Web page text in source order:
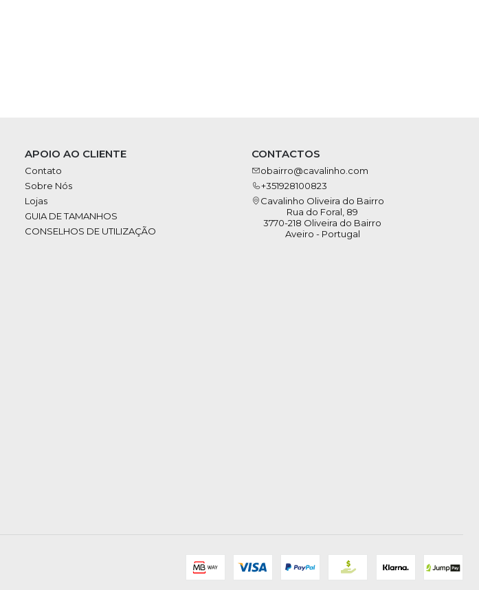
APOIO AO CLIENTE
Contato
Sobre Nós
Lojas
GUIA DE TAMANHOS
CONSELHOS DE UTILIZAÇÃO
CONTACTOS
obairro@cavalinho.com
+351928100823
Cavalinho Oliveira do Bairro
Rua do Foral, 89
3770-218 Oliveira do Bairro
Aveiro - Portugal